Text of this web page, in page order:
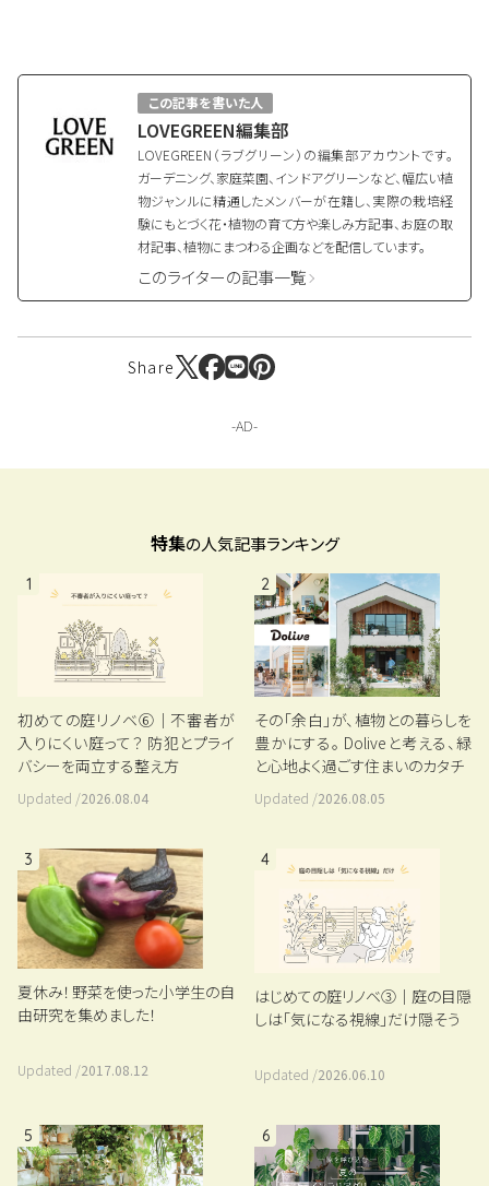
この記事を書いた人
LOVEGREEN編集部
LOVEGREEN（ラブグリーン）の編集部アカウントです。
ガーデニング、家庭菜園、インドアグリーンなど、幅広い植
物ジャンルに精通したメンバーが在籍し、実際の栽培経
験にもとづく花・植物の育て方や楽しみ方記事、お庭の取
材記事、植物にまつわる企画などを配信しています。
このライターの記事一覧
Share
特集の人気記事ランキング
1
初めての庭リノベ⑥｜不審者が
入りにくい庭って？ 防犯とプライ
バシーを両立する整え方
Updated /2026.08.04
2
その「余白」が、植物との暮らしを
豊かにする。 Doliveと考える、緑
と心地よく過ごす住まいのカタチ
Updated /2026.08.05
3
夏休み！野菜を使った小学生の自
由研究を集めました！
Updated /2017.08.12
4
はじめての庭リノベ③｜庭の目隠
しは「気になる視線」だけ隠そう
Updated /2026.06.10
5 6